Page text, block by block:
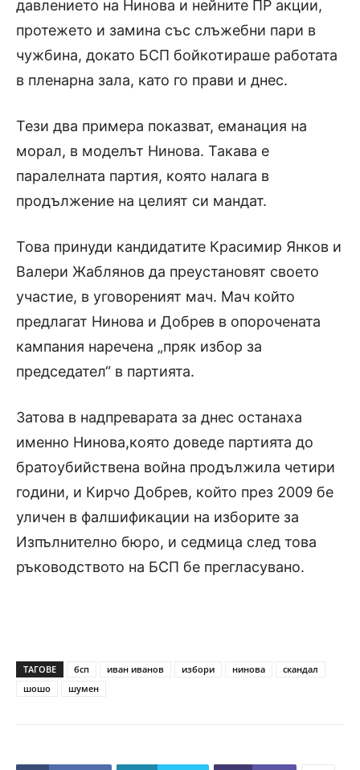
давлението на Нинова и нейните ПР акции,
протежето и замина със слъжебни пари в
чужбина, докато БСП бойкотираше работата
в пленарна зала, като го прави и днес.
Тези два примера показват, еманация на
морал, в моделът Нинова. Такава е
паралелната партия, която налага в
продължение на целият си мандат.
Това принуди кандидатите Красимир Янков и
Валери Жаблянов да преустановят своето
участие, в уговореният мач. Мач който
предлагат Нинова и Добрев в опорочената
кампания наречена „пряк избор за
председател“ в партията.
Затова в надпреварата за днес останаха
именно Нинова,която доведе партията до
братоубийствена война продължила четири
години, и Кирчо Добрев, който през 2009 бе
уличен в фалшификации на изборите за
Изпълнително бюро, и седмица след това
ръководството на БСП бе прегласувано.
ТАГОВЕ бсп иван иванов избори нинова
скандал
шошо
шумен